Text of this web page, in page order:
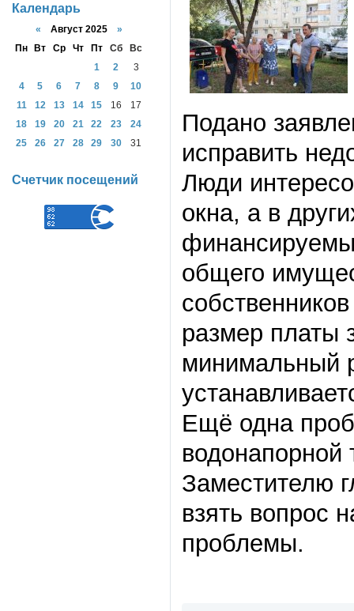
Подано
исправить
Люди
окна, а в
общего
размер платы
минимальный
Ещё одна
водонапорной
Заместителю
взять вопрос
проблемы.
Календарь
« Август 2025 »
Пн
Вт Ср Чт Пт Сб
Вс
1
2
3
4
5 6 7 8 9
10
11
12 13 14 15 16
17
18
19 20 21 22 23
24
25
26 27 28 29 30 31
Счетчик посещений